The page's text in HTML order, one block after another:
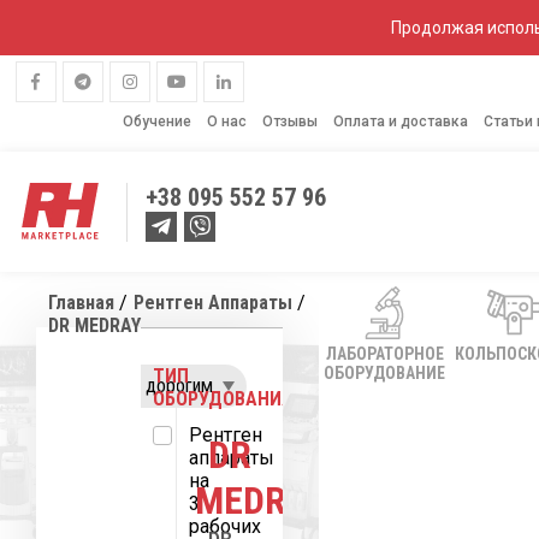
Продолжая
Обучение О нас Отзывы Оплата и доставка Статьи
+38 095 552 57 96
ЛАБОРАТОРНОЕ
ОБОРУДОВАНИЕ
Главная
Рентген Аппараты
DR MEDRAY
ТИП
ОБОРУДОВАНИЯ:
Рентген
аппараты
на
3
рабочих
DR
MEDRAY